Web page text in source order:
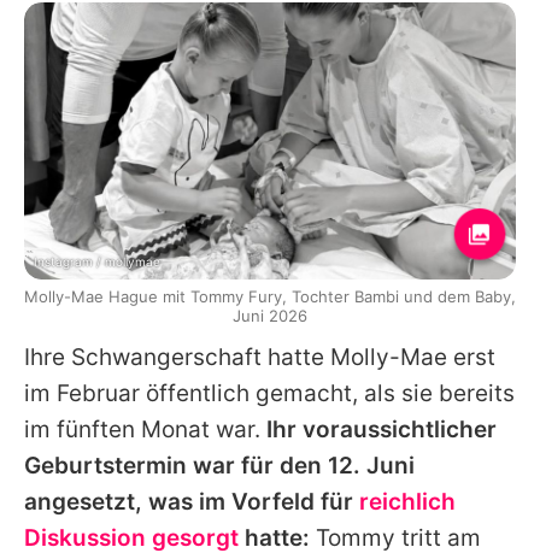
Ihre Schwangerschaft hatte Molly-Mae erst
im Februar öffentlich gemacht, als sie bereits
im fünften Monat war. Ihr voraussichtlicher
Geburtstermin war für den 12. Juni
angesetzt, was im Vorfeld für reichlich
Diskussion gesorgt hatte: Tommy tritt am
Instagram / mollymae
Molly-Mae Hague mit Tommy Fury, Tochter Bambi und dem Baby,
Juni 2026